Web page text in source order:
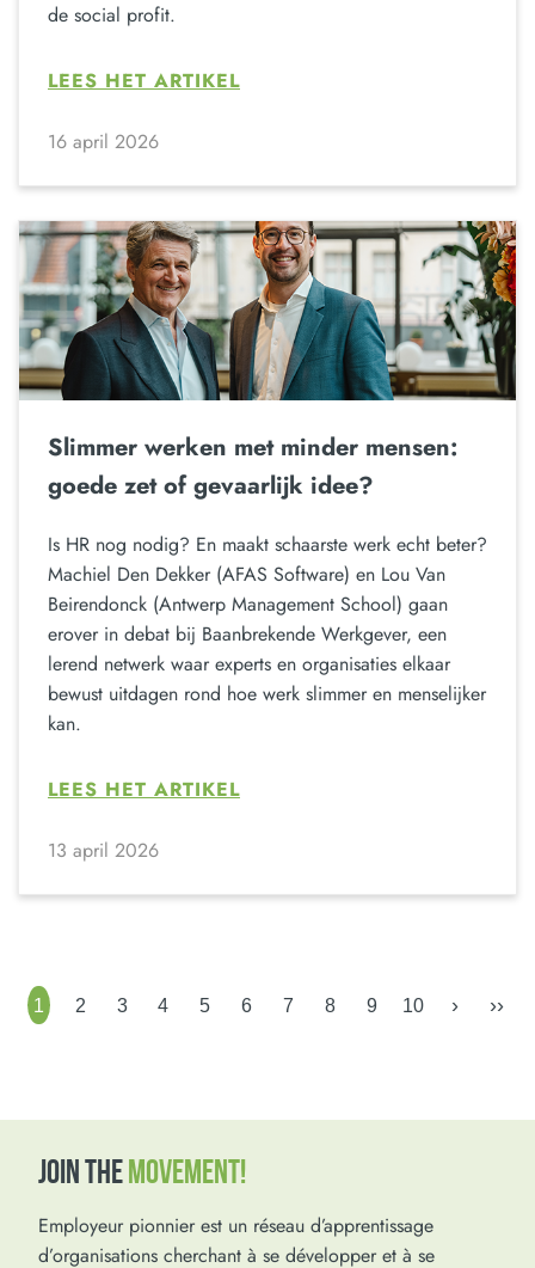
de social profit.
LEES HET ARTIKEL
16 april 2026
Slimmer werken met minder mensen:
goede zet of gevaarlijk idee?
Is HR nog nodig? En maakt schaarste werk echt beter?
Machiel Den Dekker (AFAS Software) en Lou Van
Beirendonck (Antwerp Management School) gaan
erover in debat bij Baanbrekende Werkgever, een
lerend netwerk waar experts en organisaties elkaar
bewust uitdagen rond hoe werk slimmer en menselijker
kan.
LEES HET ARTIKEL
13 april 2026
1 2 3 4 5 6 7 8 9 10 › ››
JOIN THEMOVEMENT!
Employeur pionnier est un réseau d’apprentissage
d’organisations cherchant à se développer et à se